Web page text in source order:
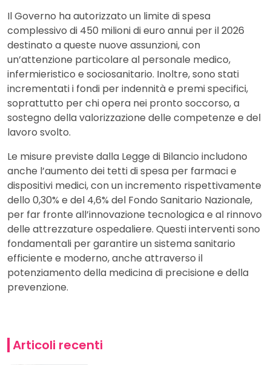
Il Governo ha autorizzato un limite di spesa
complessivo di 450 milioni di euro annui per il 2026
destinato a queste nuove assunzioni, con
un’attenzione particolare al personale medico,
infermieristico e sociosanitario. Inoltre, sono stati
incrementati i fondi per indennità e premi specifici,
soprattutto per chi opera nei pronto soccorso, a
sostegno della valorizzazione delle competenze e del
lavoro svolto.
Le misure previste dalla Legge di Bilancio includono
anche l’aumento dei tetti di spesa per farmaci e
dispositivi medici, con un incremento rispettivamente
dello 0,30% e del 4,6% del Fondo Sanitario Nazionale,
per far fronte all’innovazione tecnologica e al rinnovo
delle attrezzature ospedaliere. Questi interventi sono
fondamentali per garantire un sistema sanitario
efficiente e moderno, anche attraverso il
potenziamento della medicina di precisione e della
prevenzione.
Articoli recenti